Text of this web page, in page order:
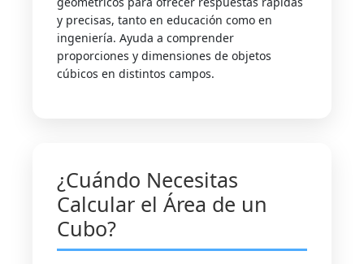
y precisas, tanto en educación como en
ingeniería. Ayuda a comprender
proporciones y dimensiones de objetos
cúbicos en distintos campos.
¿Cuándo Necesitas
Calcular el Área de un
Cubo?